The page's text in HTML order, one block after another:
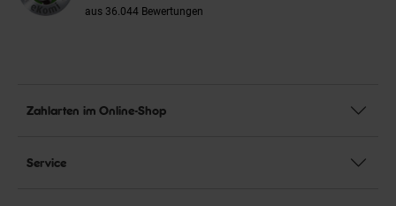
aus 36.044 Bewertungen
Zahlarten im Online-Shop
Service